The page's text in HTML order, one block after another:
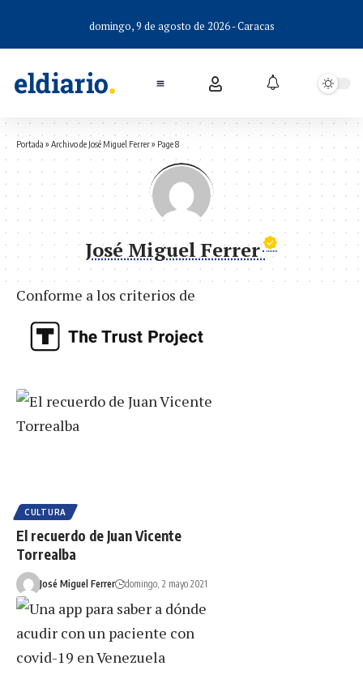
domingo, 9 de agosto de 2026 - Caracas
Portada » Archivo de José Miguel Ferrer» Page 8
José Miguel Ferrer
Conforme a los criterios de
CULTURA
El recuerdo de Juan Vicente
Torrealba
José Miguel Ferrer domingo, 2 mayo 2021